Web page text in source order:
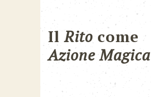
IlRito come
Azione Magica